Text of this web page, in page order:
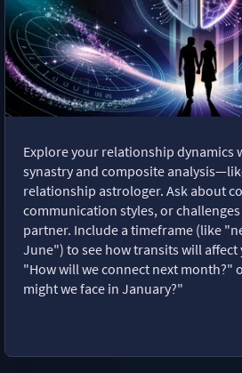
Explore your relationship dynamics
synastry and composite
relationship astrologer. Ask about
communication styles, or
partner. Include a timeframe (like
June") to see how transits will
"How will we connect next month?"
might we face in January?"